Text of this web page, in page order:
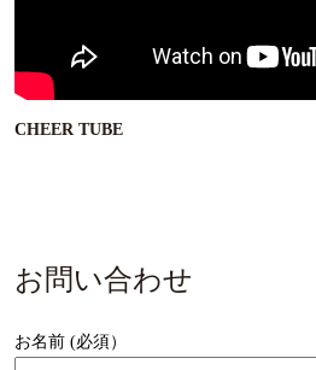
CHEER TUBE
お問い合わせ
お名前 (必須）